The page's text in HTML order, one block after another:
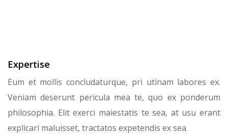
Expertise
Eum et mollis concludaturque, pri utinam labores ex.
Veniam deserunt pericula mea te, quo ex ponderum
philosophia. Elit exerci maiestatis te sea, at usu erant
explicari maluisset, tractatos expetendis ex sea.